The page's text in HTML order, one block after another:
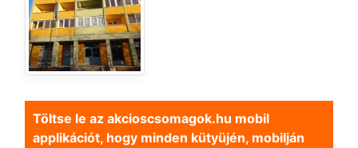
Töltse le az akcioscsomagok.hu mobil
applikációt, hogy minden kütyüjén, mobilján